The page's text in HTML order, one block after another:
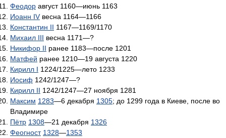
Феодор август 1160—июнь 1163
Иоанн IVвесна 1164—1166
Константин II 1167—1169/1170
Михаил III весна 1171—?
Никифор II ранее 1183—после 1201
Матфей ранее 1210—19 августа 1220
Кирилл I 1224/1225—лето 1233
Иосиф 1242/1247—?
Кирилл II 1242/1247—27 ноября 1281
Максим 1283—6 декабря 1305; до 1299 года в Киеве, после во
Владимире
Пётр 1308—21 декабря 1326
Феогност 1328—1353